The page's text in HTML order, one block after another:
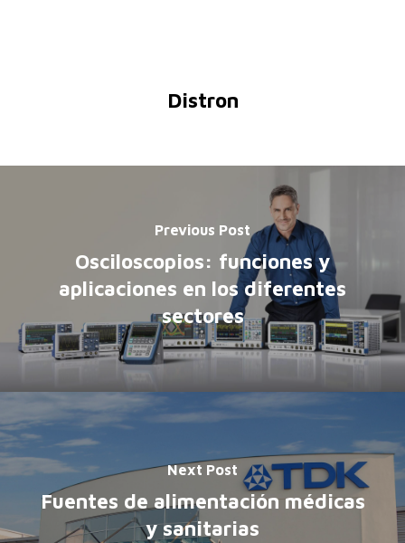
Distron
Previous Post
Osciloscopios: funciones y
aplicaciones en los diferentes
sectores
Next Post
Fuentes de alimentación médicas
y sanitarias